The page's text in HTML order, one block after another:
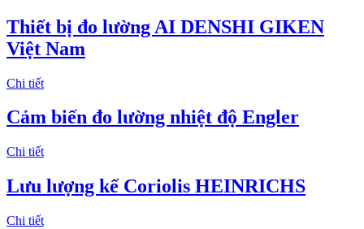
Thiết bị đo lường AI DENSHI GIKEN
Việt Nam
Chi tiết
Cảm biến đo lường nhiệt độ Engler
Chi tiết
Lưu lượng kế Coriolis HEINRICHS
Chi tiết